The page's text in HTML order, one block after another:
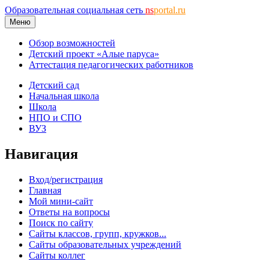
Образовательная социальная сеть nsportal.ru
Меню
Обзор возможностей
Детский проект «Алые паруса»
Аттестация педагогических работников
Детский сад
Начальная школа
Школа
НПО и СПО
ВУЗ
Навигация
Вход/регистрация
Главная
Мой мини-сайт
Ответы на вопросы
Поиск по сайту
Сайты классов, групп, кружков...
Сайты образовательных учреждений
Сайты коллег